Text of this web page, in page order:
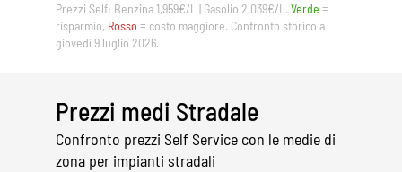
Prezzi Self: Benzina 1,959€/L | Gasolio 2,039€/L. Verde =
risparmio, Rosso = costo maggiore. Confronto storico a
giovedì 9 luglio 2026.
Prezzi medi Stradale
Confronto prezzi Self Service con le medie di
zona per impianti stradali